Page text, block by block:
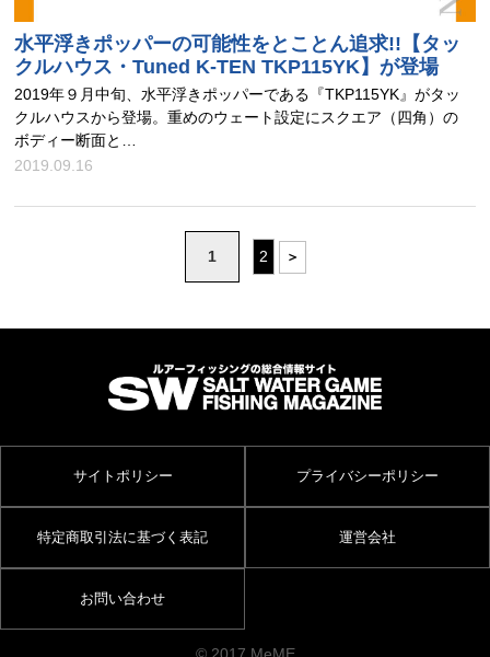
水平浮きポッパーの可能性をとことん追求!!【タッ
クルハウス・Tuned K-TEN TKP115YK】が登場
2019年９月中旬、水平浮きポッパーである『TKP115YK』がタッ
クルハウスから登場。重めのウェート設定にスクエア（四角）の
ボディー断面と…
2019.09.16
1 2 ＞
サイトポリシー プライバシーポリシー
特定商取引法に基づく表記 運営会社
お問い合わせ
© 2017 MeME